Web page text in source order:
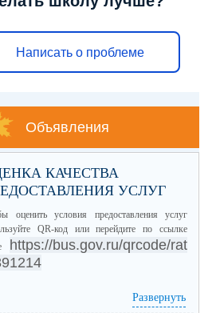
Написать о проблеме
Объявления
КАЧЕСТВА
УСЛУГ
оценить условия предоставления услуг
QR-код или перейдите по ссылке
https://bus.gov.ru/qrcode/rat
Развернуть